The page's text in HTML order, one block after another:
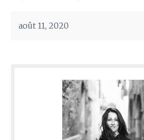
août 11, 2020